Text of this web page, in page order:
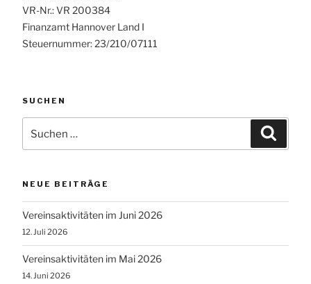
VR-Nr.: VR 200384
Finanzamt Hannover Land I
Steuernummer: 23/210/07111
SUCHEN
nach:
NEUE BEITRÄGE
Vereinsaktivitäten im Juni 2026
12. Juli 2026
Vereinsaktivitäten im Mai 2026
14. Juni 2026